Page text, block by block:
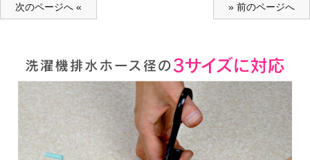
次のページへ « » 前のページへ